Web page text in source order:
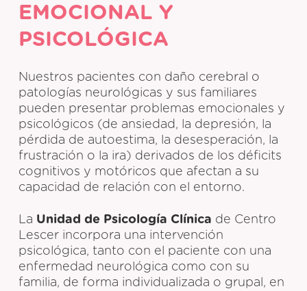
EMOCIONAL Y
PSICOLÓGICA
Nuestros pacientes con daño cerebral o
patologías neurológicas y sus familiares
pueden presentar problemas emocionales y
psicológicos (de ansiedad, la depresión, la
pérdida de autoestima, la desesperación, la
frustración o la ira) derivados de los déficits
cognitivos y motóricos que afectan a su
capacidad de relación con el entorno.
La Unidad de Psicología Clínica de Centro
Lescer incorpora una intervención
psicológica, tanto con el paciente con una
enfermedad neurológica como con su
familia, de forma individualizada o grupal, en